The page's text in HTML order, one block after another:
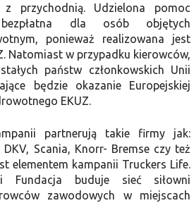
z przychodnią. Udzielona pomoc
dla osób objętych
ponieważ realizowana jest
Natomiast w przypadku kierowców,
państw członkowskich Unii
będzie okazanie Europejskiej
EKUZ.
partnerują takie firmy jak:
DKV, Scania, Knorr- Bremse czy też
elementem kampanii Truckers Life.
Fundacja buduje sieć siłowni
zawodowych w miejscach